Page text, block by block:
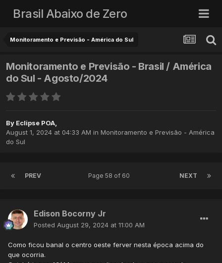
Brasil Abaixo de Zero
Monitoramento e Previsão - América do Sul
Monitoramento e Previsão - Brasil / América
do Sul - Agosto/2024
By Eclipse POA,
August 1, 2024 at 04:33 AM in Monitoramento e Previsão - América
do Sul
PREV NEXT
Page 58 of 60
Edison Bocorny Jr
Posted August 29, 2024 at 11:00 AM
Como ficou banal o centro oeste ferver nesta época acima do
que ocorria.